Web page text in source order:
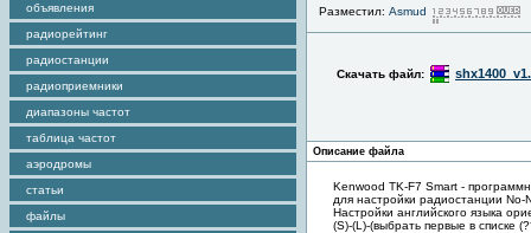
объявления
радиорейтинг
радиостанции
радиоприемники
диапазоны частот
таблица частот
аэродромы
статьи
файлы
Разместил: Asmud
Скачать файл:
Описание файла
Kenwood TK-F7 Smart -
для настройки радиостанции
Настройки английского языка
(S)-(L)-(выбрать первые в списке